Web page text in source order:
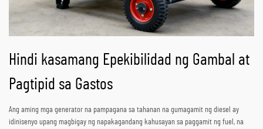
Hindi kasamang Epekibilidad ng Gambal at
Pagtipid sa Gastos
Ang aming mga generator na pampagana sa tahanan na gumagamit ng diesel ay
idinisenyo upang magbigay ng napakagandang kahusayan sa paggamit ng fuel, na